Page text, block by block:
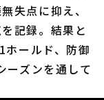
失点に抑え、
記録。結果と
ホールド、防御
ーズンを通して